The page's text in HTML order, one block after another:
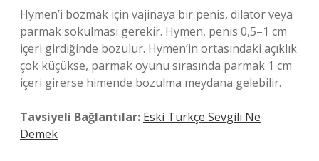
Hymen’i bozmak için vajinaya bir penis, dilatör veya
parmak sokulması gerekir. Hymen, penis 0,5–1 cm
içeri girdiğinde bozulur. Hymen’in ortasındaki açıklık
çok küçükse, parmak oyunu sırasında parmak 1 cm
içeri girerse himende bozulma meydana gelebilir.
Tavsiyeli Bağlantılar: Eski Türkçe Sevgili Ne
Demek